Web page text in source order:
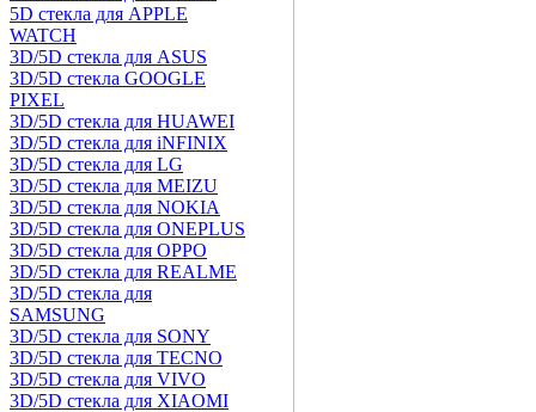
5D стекла для APPLE
WATCH
3D/5D стекла для ASUS
3D/5D стекла GOOGLE
PIXEL
3D/5D стекла для HUAWEI
3D/5D стекла для iNFINIX
3D/5D стекла для LG
3D/5D стекла для MEIZU
3D/5D стекла для NOKIA
3D/5D стекла для ONEPLUS
3D/5D стекла для OPPO
3D/5D стекла для REALME
3D/5D стекла для
SAMSUNG
3D/5D стекла для SONY
3D/5D стекла для TECNO
3D/5D стекла для VIVO
3D/5D стекла для XIAOMI